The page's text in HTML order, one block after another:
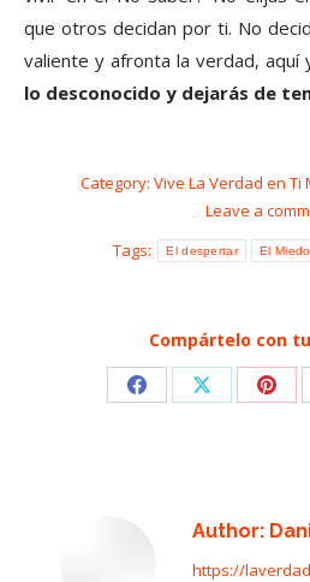
que otros decidan por ti. No
valiente y afronta la verdad, aquí
lo desconocido y dejarás de
Category: Vive La Verdad en Ti
Leave a
Tags:
El despertar El Miedo
Compártelo con
Share Share
Author:
https://